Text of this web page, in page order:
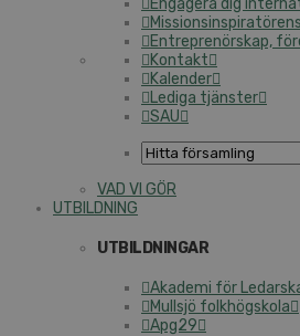
Engagera dig
Entreprenörskap,
Kontakt
Kalender
Lediga tjänster
SAU
VAD VI GÖR
UTBILDNING
UTBILDNINGAR
Akademi för
Mullsjö folkhögskola
Apg29